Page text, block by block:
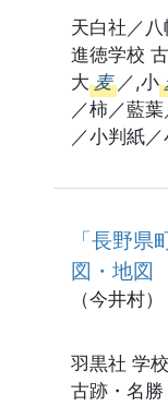
天白社／
進徳学校
大 麦 ／,小
／柿／藍
／小判紙
「長野
図・地図
（今井村）
羽黒社 学
古跡・名勝